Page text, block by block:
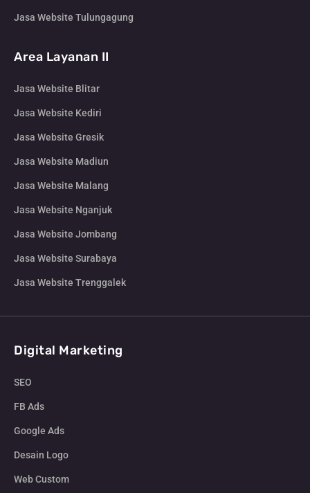
Jasa Website Tulungagung
Area Layanan II
Jasa Website Blitar
Jasa Website Kediri
Jasa Website Gresik
Jasa Website Madiun
Jasa Website Malang
Jasa Website Nganjuk
Jasa Website Jombang
Jasa Website Surabaya
Jasa Website Trenggalek
Digital Marketing
SEO
FB Ads
Google Ads
Desain Logo
Web Custom